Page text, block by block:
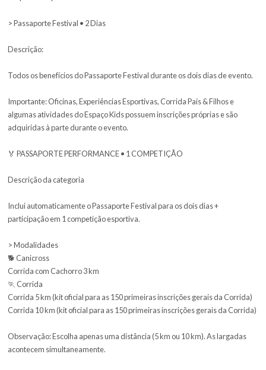
da represa.
algumas atividades do Espaço Kids possuem inscrições próprias e
> Passaporte Festival • 2 Dias
Descrição:
Todos os benefícios do Passaporte Festival durante os dois dias
Importante: Oficinas, Experiências Esportivas, Corrida Pais &
algumas atividades do Espaço Kids possuem inscrições próprias e
adquiridas à parte durante o evento.
🏅 PASSAPORTE PERFORMANCE • 1 COMPETIÇÃO
Descrição da categoria
Inclui automaticamente o Passaporte Festival para os dois dias +
participação em 1 competição esportiva.